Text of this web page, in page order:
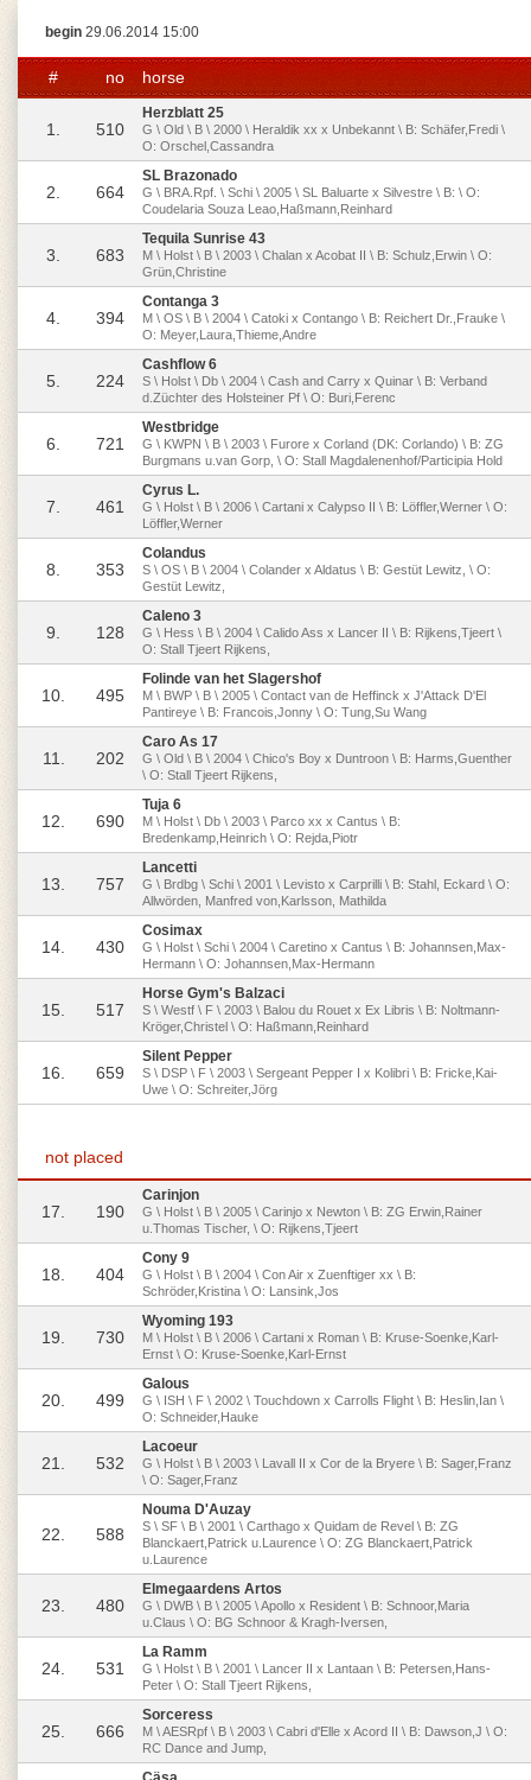
begin 29.06.2014 15:00
# no horse
1. 510
Herzblatt 25
G \ Old \ B \ 2000 \ Heraldik xx x Unbekannt \ B: Schäfer,Fredi \
O: Orschel,Cassandra
2. 664
SL Brazonado
G \ BRA.Rpf. \ Schi \ 2005 \ SL Baluarte x Silvestre \ B: \ O:
Coudelaria Souza Leao,Haßmann,Reinhard
3. 683
Tequila Sunrise 43
M \ Holst \ B \ 2003 \ Chalan x Acobat II \ B: Schulz,Erwin \ O:
Grün,Christine
4. 394
Contanga 3
M \ OS \ B \ 2004 \ Catoki x Contango \ B: Reichert Dr.,Frauke \
O: Meyer,Laura,Thieme,Andre
5. 224
Cashflow 6
S \ Holst \ Db \ 2004 \ Cash and Carry x Quinar \ B: Verband
d.Züchter des Holsteiner Pf \ O: Buri,Ferenc
6. 721
Westbridge
G \ KWPN \ B \ 2003 \ Furore x Corland (DK: Corlando) \ B: ZG
Burgmans u.van Gorp, \ O: Stall Magdalenenhof/Participia Hold
7. 461
Cyrus L.
G \ Holst \ B \ 2006 \ Cartani x Calypso II \ B: Löffler,Werner \ O:
Löffler,Werner
8. 353
Colandus
S \ OS \ B \ 2004 \ Colander x Aldatus \ B: Gestüt Lewitz, \ O:
Gestüt Lewitz,
9. 128
Caleno 3
G \ Hess \ B \ 2004 \ Calido Ass x Lancer II \ B: Rijkens,Tjeert \
O: Stall Tjeert Rijkens,
10. 495
Folinde van het Slagershof
M \ BWP \ B \ 2005 \ Contact van de Heffinck x J'Attack D'El
Pantireye \ B: Francois,Jonny \ O: Tung,Su Wang
11. 202
Caro As 17
G \ Old \ B \ 2004 \ Chico's Boy x Duntroon \ B: Harms,Guenther
\ O: Stall Tjeert Rijkens,
12. 690
Tuja 6
M \ Holst \ Db \ 2003 \ Parco xx x Cantus \ B:
Bredenkamp,Heinrich \ O: Rejda,Piotr
13. 757
Lancetti
G \ Brdbg \ Schi \ 2001 \ Levisto x Carprilli \ B: Stahl, Eckard \ O:
Allwörden, Manfred von,Karlsson, Mathilda
14. 430
Cosimax
G \ Holst \ Schi \ 2004 \ Caretino x Cantus \ B: Johannsen,Max-
Hermann \ O: Johannsen,Max-Hermann
15. 517
Horse Gym's Balzaci
S \ Westf \ F \ 2003 \ Balou du Rouet x Ex Libris \ B: Noltmann-
Kröger,Christel \ O: Haßmann,Reinhard
16. 659
Silent Pepper
S \ DSP \ F \ 2003 \ Sergeant Pepper I x Kolibri \ B: Fricke,Kai-
Uwe \ O: Schreiter,Jörg
not placed
17. 190
Carinjon
G \ Holst \ B \ 2005 \ Carinjo x Newton \ B: ZG Erwin,Rainer
u.Thomas Tischer, \ O: Rijkens,Tjeert
18. 404
Cony 9
G \ Holst \ B \ 2004 \ Con Air x Zuenftiger xx \ B:
Schröder,Kristina \ O: Lansink,Jos
19. 730
Wyoming 193
M \ Holst \ B \ 2006 \ Cartani x Roman \ B: Kruse-Soenke,Karl-
Ernst \ O: Kruse-Soenke,Karl-Ernst
20. 499
Galous
G \ ISH \ F \ 2002 \ Touchdown x Carrolls Flight \ B: Heslin,Ian \
O: Schneider,Hauke
21. 532
Lacoeur
G \ Holst \ B \ 2003 \ Lavall II x Cor de la Bryere \ B: Sager,Franz
\ O: Sager,Franz
22. 588
Nouma D'Auzay
S \ SF \ B \ 2001 \ Carthago x Quidam de Revel \ B: ZG
Blanckaert,Patrick u.Laurence \ O: ZG Blanckaert,Patrick
u.Laurence
23. 480
Elmegaardens Artos
G \ DWB \ B \ 2005 \ Apollo x Resident \ B: Schnoor,Maria
u.Claus \ O: BG Schnoor & Kragh-Iversen,
24. 531
La Ramm
G \ Holst \ B \ 2001 \ Lancer II x Lantaan \ B: Petersen,Hans-
Peter \ O: Stall Tjeert Rijkens,
25. 666
Sorceress
M \ AESRpf \ B \ 2003 \ Cabri d'Elle x Acord II \ B: Dawson,J \ O:
RC Dance and Jump,